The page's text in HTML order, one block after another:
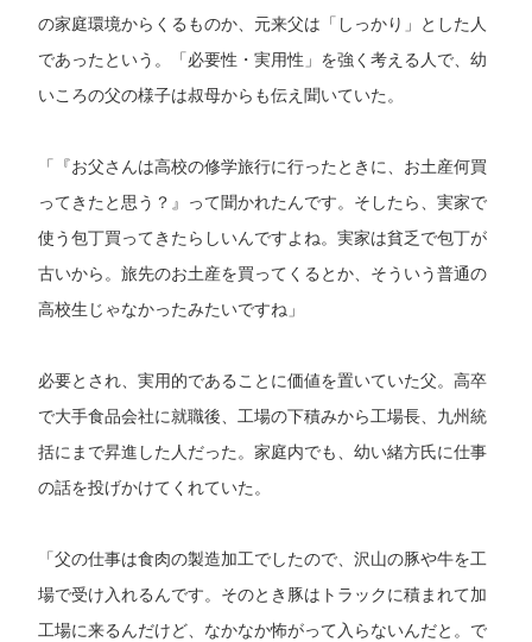
の家庭環境からくるものか、元来父は「しっかり」とした人
であったという。「必要性・実用性」を強く考える人で、幼
いころの父の様子は叔母からも伝え聞いていた。
「『お父さんは高校の修学旅行に行ったときに、お土産何買
ってきたと思う？』って聞かれたんです。そしたら、実家で
使う包丁買ってきたらしいんですよね。実家は貧乏で包丁が
古いから。旅先のお土産を買ってくるとか、そういう普通の
高校生じゃなかったみたいですね」
必要とされ、実用的であることに価値を置いていた父。高卒
で大手食品会社に就職後、工場の下積みから工場長、九州統
括にまで昇進した人だった。家庭内でも、幼い緒方氏に仕事
の話を投げかけてくれていた。
「父の仕事は食肉の製造加工でしたので、沢山の豚や牛を工
場で受け入れるんです。そのとき豚はトラックに積まれて加
工場に来るんだけど、なかなか怖がって入らないんだと。で